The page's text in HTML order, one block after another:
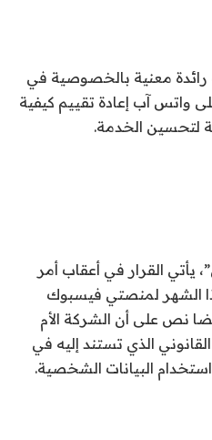
معنية بالخصوصية في
واتس آب إعادة تقييم كيفية
لتحسين الخدمة.
يأتي القرار في أعقاب أمر
الشهر لمنصتي فيسبوك
نص على أن الشركة الأم
الذي تستند إليه في
البيانات الشخصية.